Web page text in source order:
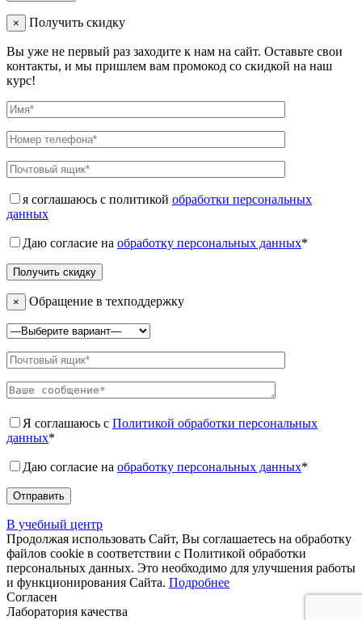
× Получить скидку
Вы уже не первый раз заходите к нам на сайт. Оставьте свои
контакты, и мы пришлем вам промокод со скидкой на наш
курс!
я соглашаюсь с политикой обработки персональных
данных
Даю согласие на обработку персональных данных*
× Обращение в техподдержку
Я соглашаюсь с Политикой обработки персональных
данных*
Даю согласие на обработку персональных данных*
В учебный центр
Продолжая использовать Сайт, Вы соглашаетесь на обработку
файлов cookie в соответствии с Политикой обработки
персональных данных. Это необходимо для улучшения работы
и функционирования Сайта. Подробнее
Согласен
Лаборатория качества